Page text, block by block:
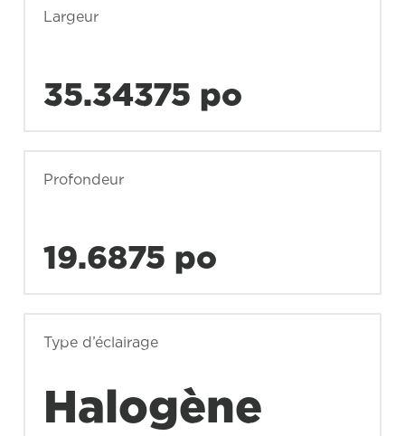
Largeur
35.34375 po
Profondeur
19.6875 po
Type d’éclairage
Halogène